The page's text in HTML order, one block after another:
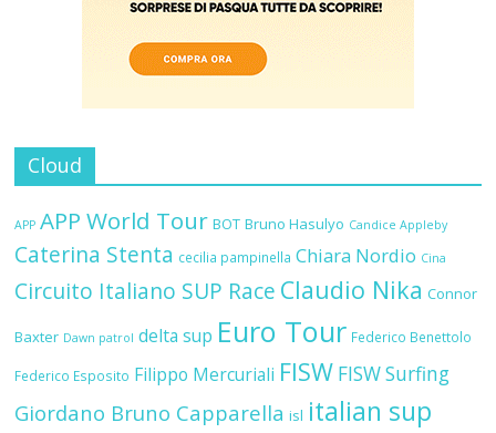
Cloud
APP APP World Tour BOT Bruno Hasulyo Candice Appleby
Caterina Stenta cecilia pampinella Chiara Nordio Cina
Circuito Italiano SUP Race Claudio Nika Connor
Baxter Dawn patrol delta sup Euro Tour Federico Benettolo
Federico Esposito Filippo Mercuriali FISW FISW Surfing
Giordano Bruno Capparella isl italian sup